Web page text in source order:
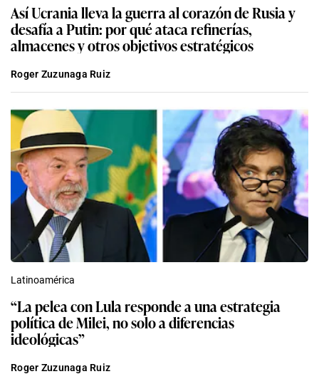
Así Ucrania lleva la guerra al corazón de Rusia y
desafía a Putin: por qué ataca refinerías,
almacenes y otros objetivos estratégicos
Roger Zuzunaga Ruiz
Latinoamérica
“La pelea con Lula responde a una estrategia
política de Milei, no solo a diferencias
ideológicas”
Roger Zuzunaga Ruiz